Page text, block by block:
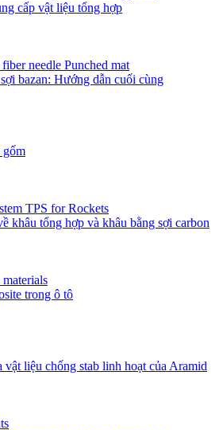
cấp vật liệu tổng hợp
bazan: Hướng dẫn cuối cùng
gốm
khâu tổng hợp và khâu bằng sợi carbon
trong ô tô
liệu chống stab linh hoạt của Aramid